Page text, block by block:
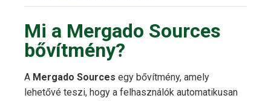
Mi a Mergado Sources
bővítmény?
A Mergado Sources egy bővítmény, amely
lehetővé teszi, hogy a felhasználók automatikusan